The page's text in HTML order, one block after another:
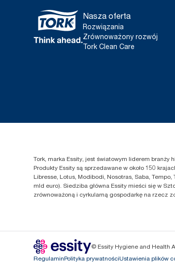
Nasza oferta
Rozwiązania
Zrównoważony rozwój
Tork Clean Care
Tork, marka Essity, jest światowym liderem
Produkty Essity są sprzedawane w około 150
Libresse, Lotus, Modibodi, Nosotras, Saba,
mld euro). Siedziba główna Essity mieści się w
zrównoważoną i cyrkularną gospodarkę na rzecz
© Essity Hygiene and Health
RegulaminPolityka prywatnościUstawienia plików